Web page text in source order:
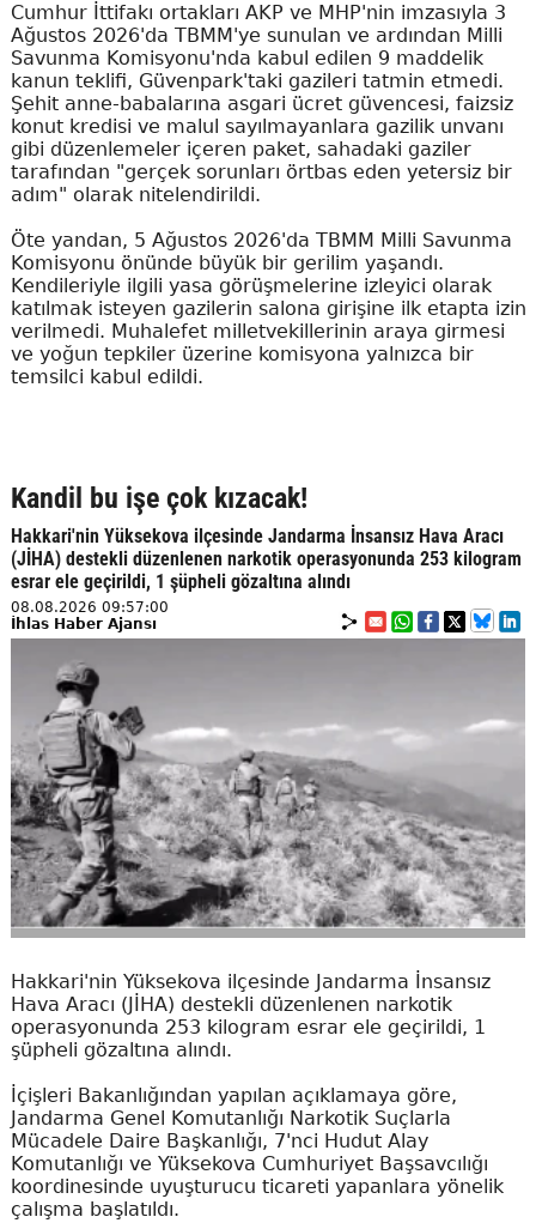
Cumhur İttifakı ortakları AKP ve MHP'nin imzasıyla 3
Ağustos 2026'da TBMM'ye sunulan ve ardından Milli
Savunma Komisyonu'nda kabul edilen 9 maddelik
kanun teklifi, Güvenpark'taki gazileri tatmin etmedi.
Şehit anne-babalarına asgari ücret güvencesi, faizsiz
konut kredisi ve malul sayılmayanlara gazilik unvanı
gibi düzenlemeler içeren paket, sahadaki gaziler
tarafından "gerçek sorunları örtbas eden yetersiz bir
adım" olarak nitelendirildi.
Öte yandan, 5 Ağustos 2026'da TBMM Milli Savunma
Komisyonu önünde büyük bir gerilim yaşandı.
Kendileriyle ilgili yasa görüşmelerine izleyici olarak
katılmak isteyen gazilerin salona girişine ilk etapta izin
verilmedi. Muhalefet milletvekillerinin araya girmesi
ve yoğun tepkiler üzerine komisyona yalnızca bir
temsilci kabul edildi.
Kandil bu işe çok kızacak!
Hakkari'nin Yüksekova ilçesinde Jandarma İnsansız Hava Aracı
(JİHA) destekli düzenlenen narkotik operasyonunda 253 kilogram
esrar ele geçirildi, 1 şüpheli gözaltına alındı
08.08.2026 09:57:00
İhlas Haber Ajansı
Hakkari'nin Yüksekova ilçesinde Jandarma İnsansız
Hava Aracı (JİHA) destekli düzenlenen narkotik
operasyonunda 253 kilogram esrar ele geçirildi, 1
şüpheli gözaltına alındı.
İçişleri Bakanlığından yapılan açıklamaya göre,
Jandarma Genel Komutanlığı Narkotik Suçlarla
Mücadele Daire Başkanlığı, 7'nci Hudut Alay
Komutanlığı ve Yüksekova Cumhuriyet Başsavcılığı
koordinesinde uyuşturucu ticareti yapanlara yönelik
çalışma başlatıldı.